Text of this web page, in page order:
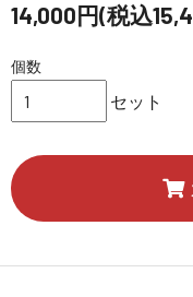
14,000円(税込
個数
セット